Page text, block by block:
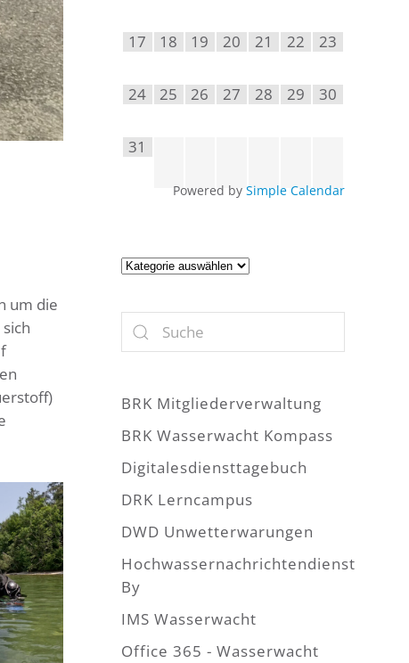
um die
17 18 19 20 21 22 23
24 25 26 27 28 29 30
31
Powered by Simple Calendar
Artikel
BRK Mitgliederverwaltung
BRK Wasserwacht Kompass
Digitalesdiensttagebuch
DRK Lerncampus
DWD Unwetterwarungen
Hochwassernachrichtendienst
By
IMS Wasserwacht
Office 365 - Wasserwacht